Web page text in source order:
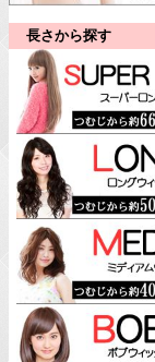
長さから探す